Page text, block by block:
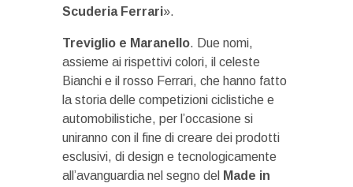
Scuderia Ferrari».
Treviglio e Maranello. Due nomi,
assieme ai rispettivi colori, il celeste
Bianchi e il rosso Ferrari, che hanno fatto
la storia delle competizioni ciclistiche e
automobilistiche, per l’occasione si
uniranno con il fine di creare dei prodotti
esclusivi, di design e tecnologicamente
all’avanguardia nel segno del Made in